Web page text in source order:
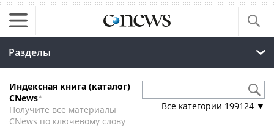
Разделы
Индексная книга (каталог)
CNews*
Получите все материалы
CNews по ключевому слову
Все категории 199124 ▼